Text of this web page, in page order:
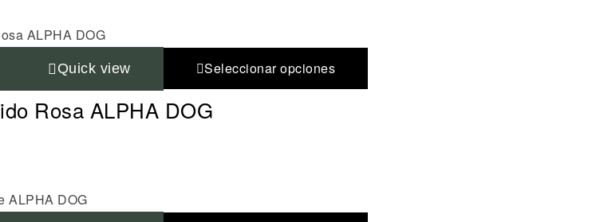
Quick view Seleccionar opciones
Rosa ALPHA DOG